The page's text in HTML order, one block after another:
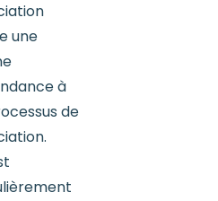
une
à
de